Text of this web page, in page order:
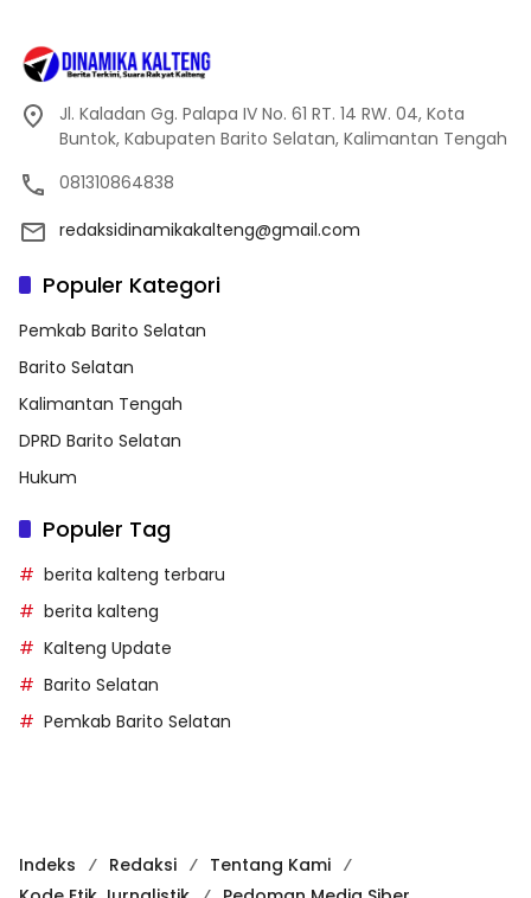
Jl. Kaladan Gg. Palapa IV No. 61 RT. 14 RW. 04, Kota
Buntok, Kabupaten Barito Selatan, Kalimantan Tengah
081310864838
redaksidinamikakalteng@gmail.com
Populer Kategori
Pemkab Barito Selatan
Barito Selatan
Kalimantan Tengah
DPRD Barito Selatan
Hukum
Populer Tag
berita kalteng terbaru
berita kalteng
Kalteng Update
Barito Selatan
Pemkab Barito Selatan
Indeks Redaksi
Tentang Kami